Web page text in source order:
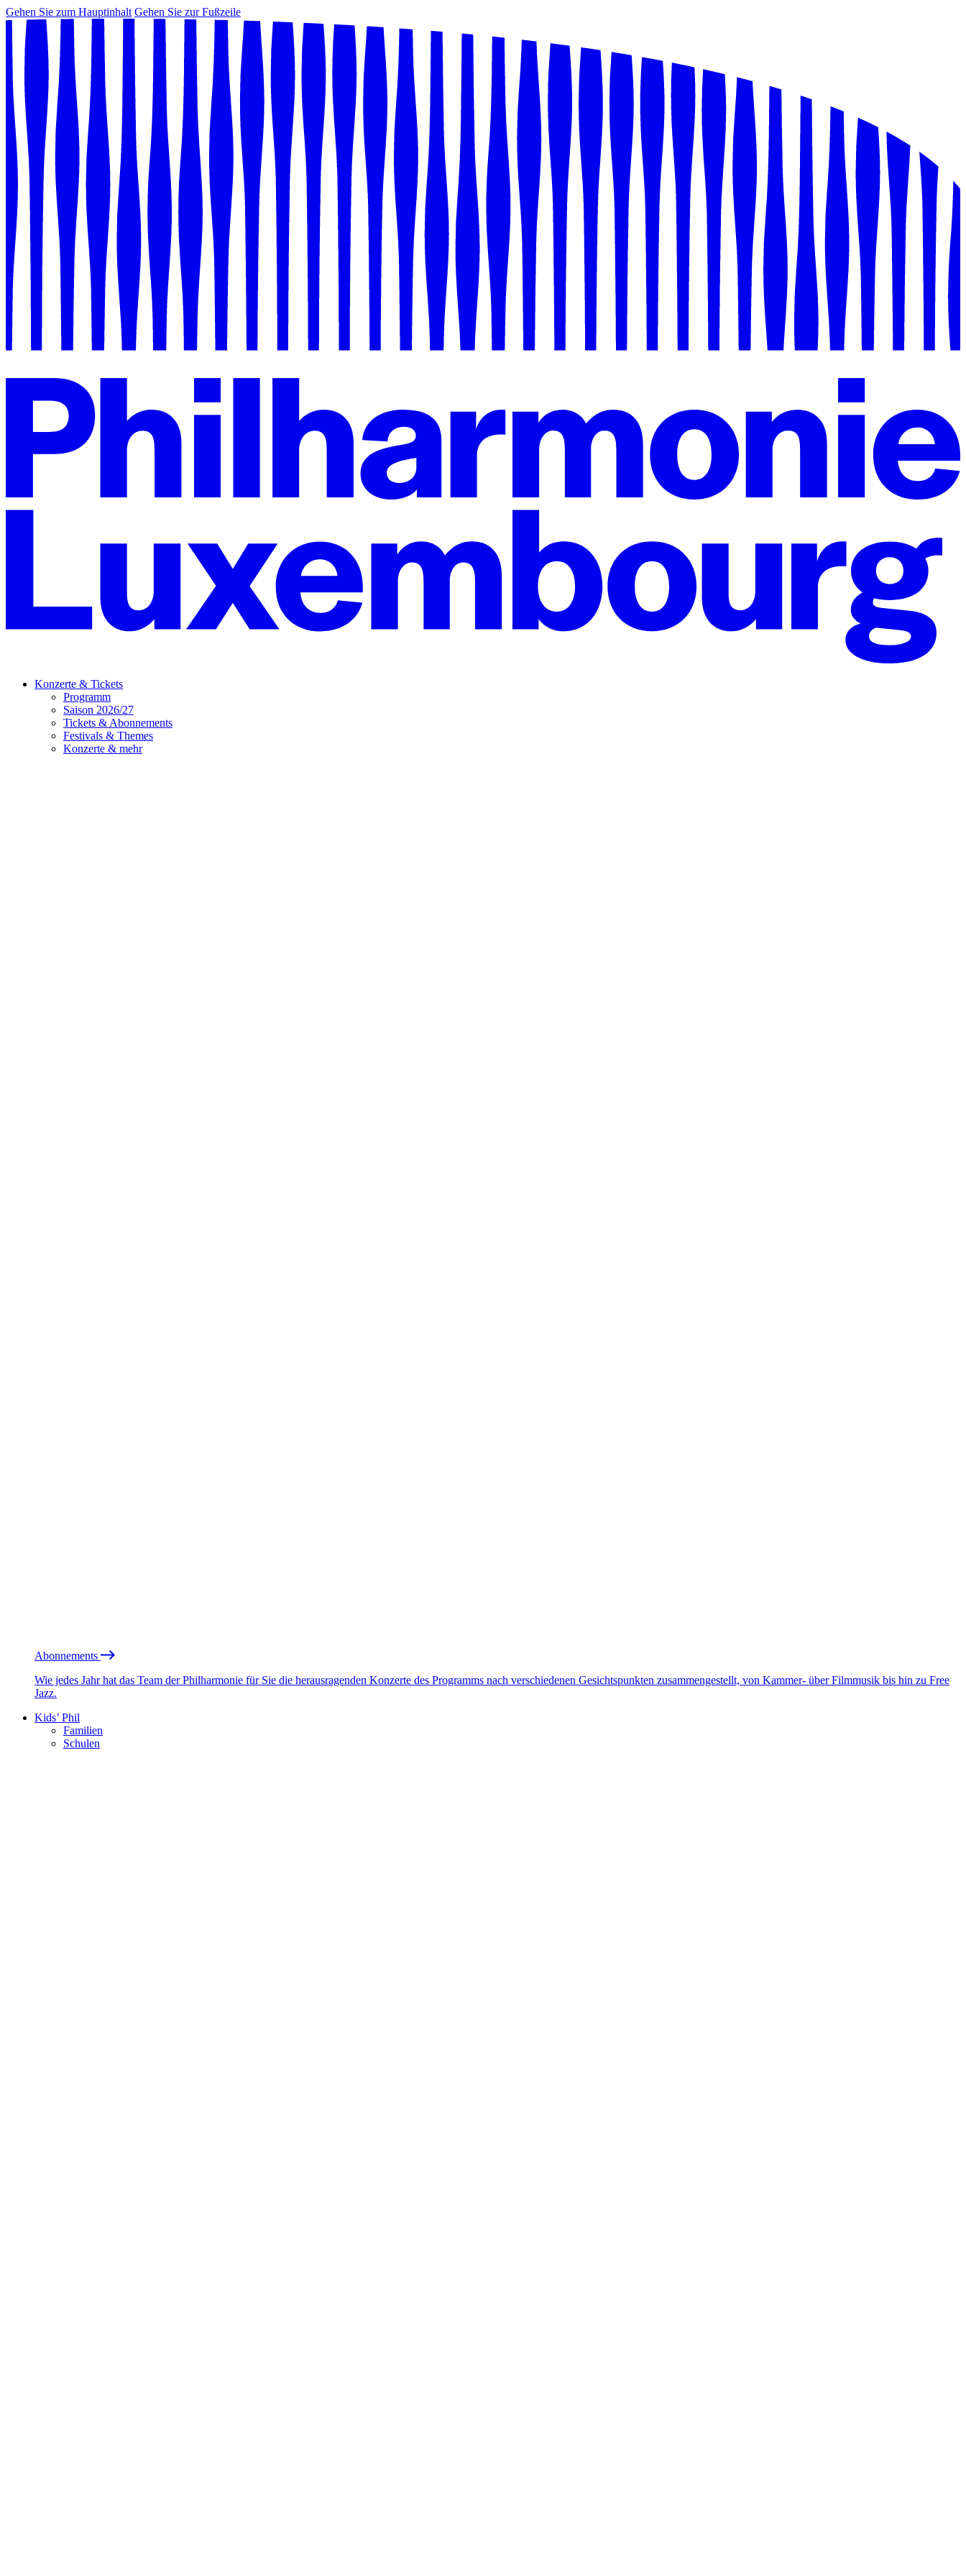
Gehen Sie zum Hauptinhalt Gehen Sie zur Fußzeile
Konzerte & Tickets
Programm
Saison 2026/27
Tickets & Abonnements
Festivals & Themes
Konzerte & mehr
Abonnements
Wie jedes Jahr hat das Team der Philharmonie für Sie die herausragenden Konzerte des Programms nach verschiedenen Gesichtspunkten zusammengestellt, von Kammer- über Filmmusik bis hin zu Free
Jazz.
Kids’ Phil
Familien
Schulen